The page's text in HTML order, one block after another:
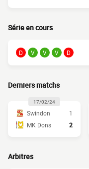
Série en cours
D V V V D
Derniers matchs
17/02/24
Swindon
1
MK Dons
2
Arbitres